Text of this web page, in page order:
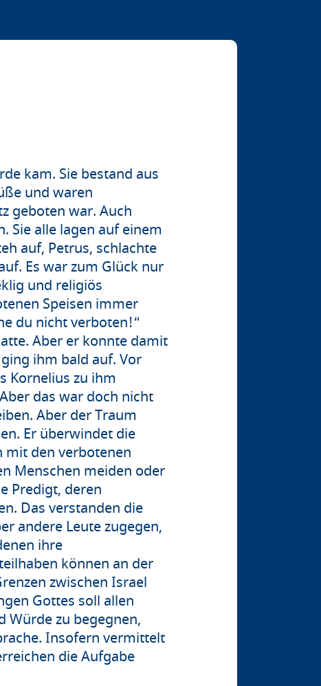
kam. Sie bestand aus
und waren
geboten war. Auch
Sie alle lagen auf einem
auf, Petrus, schlachte
Es war zum Glück nur
und religiös
Speisen immer
du nicht verboten!“
Aber er konnte damit
ihm bald auf. Vor
Kornelius zu ihm
das war doch nicht
Aber der Traum
Er überwindet die
mit den verbotenen
Menschen meiden oder
Predigt, deren
Das verstanden die
andere Leute zugegen,
ihre
können an der
zwischen Israel
Gottes soll allen
Würde zu begegnen,
Insofern vermittelt
die Aufgabe